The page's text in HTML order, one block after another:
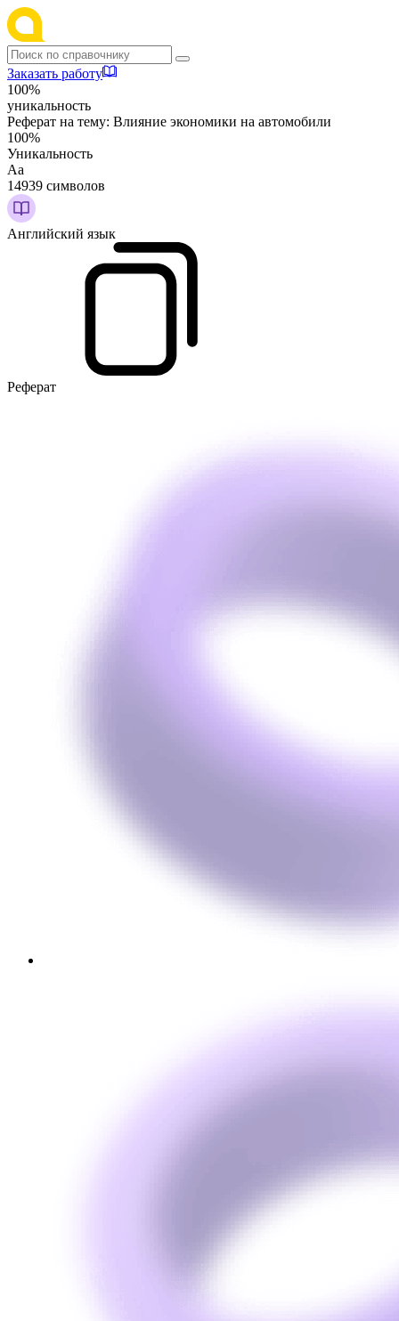
Заказать работу
100%
уникальность
Реферат на тему: Влияние экономики на автомобили
100%
Уникальность
Аа
14939 символов
Английский язык
Реферат